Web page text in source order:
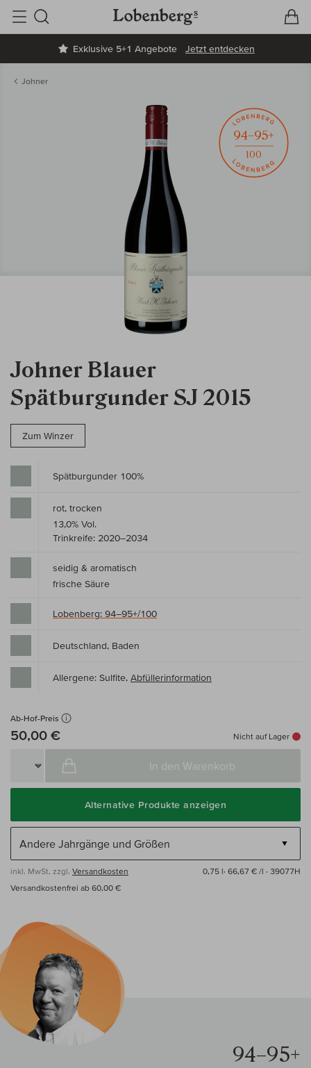
Exklusive 5+1 Angebote Jetzt entdecken
Suche
Johner
Johner Blauer
Spätburgunder SJ 2015
Zum Winzer
94–95+
100
Spätburgunder 100%
rot, trocken
13,0% Vol.
Trinkreife: 2020–2034
seidig & aromatisch
frische Säure
Lobenberg: 94–95+/100
Deutschland, Baden
Allergene: Sulfite, Abfüllerinformation
Ab-Hof-Preis
50,00 € Nicht auf Lager
In den Warenkorb
Alternative Produkte anzeigen
inkl. MwSt, zzgl. Versandkosten 0,75 l· 66,67 € /l · 39077H
Versandkostenfrei ab 60,00 €
94–95+